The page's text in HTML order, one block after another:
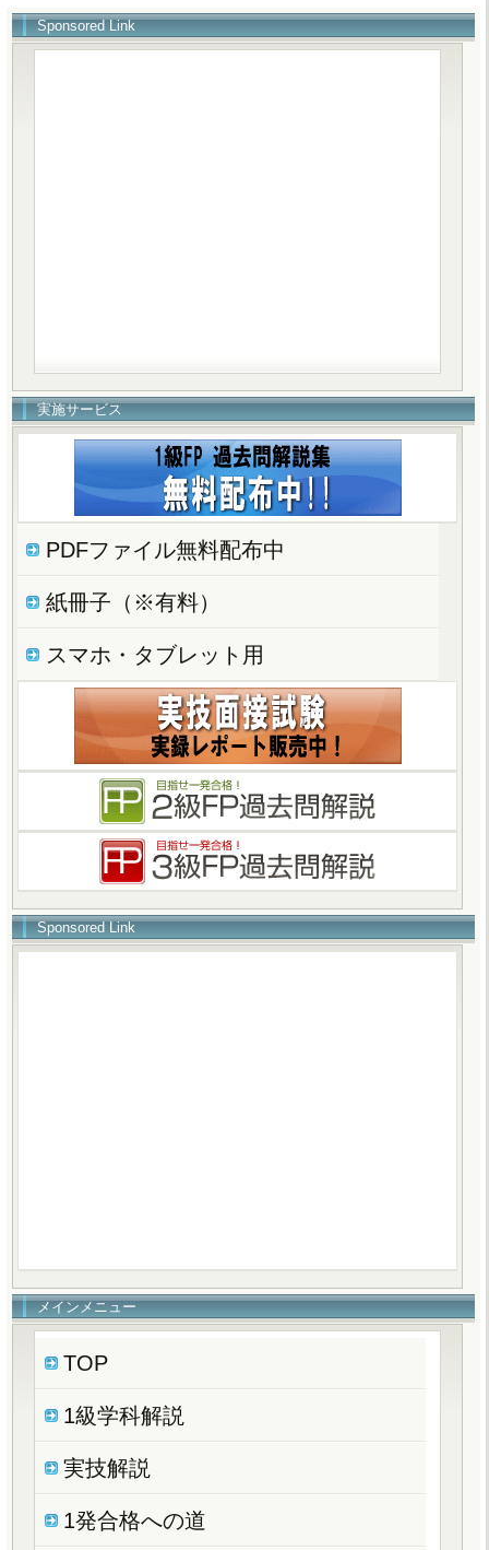
Sponsored Link
実施サービス
PDFファイル無料配布中
紙冊子（※有料）
スマホ・タブレット用
Sponsored Link
メインメニュー
TOP
1級学科解説
実技解説
1発合格への道